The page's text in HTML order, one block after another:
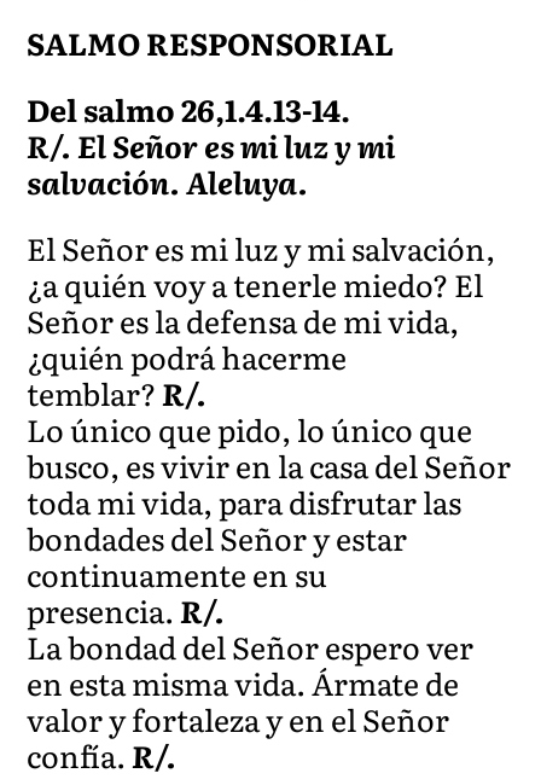
SALMO RESPONSORIAL
Del salmo 26,1.4.13-14.
R/. El Señor es mi luz y mi
salvación. Aleluya.
El Señor es mi luz y mi salvación,
¿a quién voy a tenerle miedo? El
Señor es la defensa de mi vida,
¿quién podrá hacerme
temblar?R/.
Lo único que pido, lo único que
busco, es vivir en la casa del Señor
toda mi vida, para disfrutar las
bondades del Señor y estar
continuamente en su
presencia.R/.
La bondad del Señor espero ver
en esta misma vida. Ármate de
valor y fortaleza y en el Señor
confía.R/.